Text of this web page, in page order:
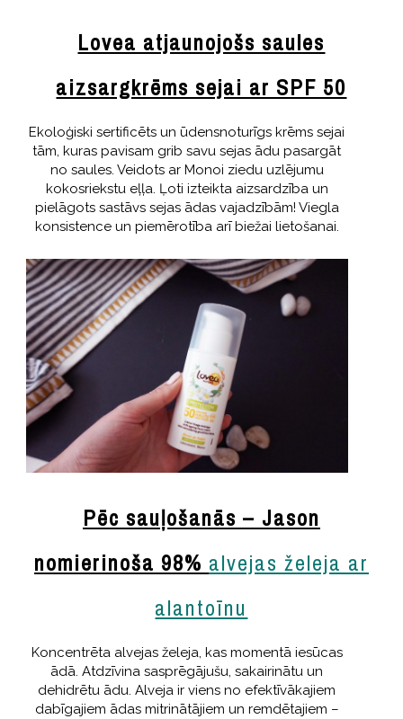
Lovea atjaunojošs saules
aizsargkrēms sejai ar SPF 50
Ekoloģiski sertificēts un ūdensnoturīgs krēms sejai
tām, kuras pavisam grib savu sejas ādu pasargāt
no saules. Veidots ar Monoi ziedu uzlējumu
kokosriekstu eļļa. Ļoti izteikta aizsardzība un
pielāgots sastāvs sejas ādas vajadzībām! Viegla
konsistence un piemērotība arī biežai lietošanai.
Pēc sauļošanās – Jason
nomierinoša 98% alvejas želeja ar
alantoīnu
Koncentrēta alvejas želeja, kas momentā iesūcas
ādā. Atdzīvina sasprēgājušu, sakairinātu un
dehidrētu ādu. Alveja ir viens no efektīvākajiem
dabīgajiem ādas mitrinātājiem un remdētajiem –